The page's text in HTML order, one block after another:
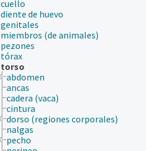
cuello
diente de huevo
genitales
miembros (de animales)
pezones
tórax
torso
abdomen
ancas
cadera (vaca)
cintura
dorso (regiones corporales)
nalgas
pecho